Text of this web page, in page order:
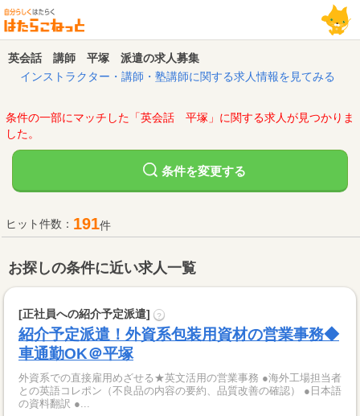
英会話 講師 平塚 派遣の求人募集
インストラクター・講師・塾講師に関する求人情報を見てみる
条件の一部にマッチした「英会話 平塚」に関する求人が見つかりま
した。
条件を変更する
ヒット件数： 191件
お探しの条件に近い求人一覧
[正社員への紹介予定派遣] ?
紹介予定派遣！外資系包装用資材の営業事務◆
車通勤OK＠平塚
外資系での直接雇用めざせる★英文活用の営業事務 ●海外工場担当者
との英語コレポン（不良品の内容の要約、品質改善の確認） ●日本語
の資料翻訳 ●...